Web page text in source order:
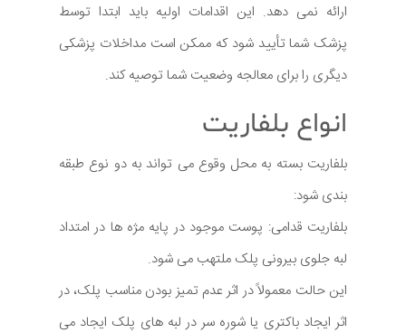
ارائه نمی دهد. این اقدامات اولیه باید ابتدا توسط
پزشک شما تأیید شود که ممکن است مداخلات پزشکی
دیگری را برای معالجه وضعیت شما توصیه کند.
انواع بلفاریت
بلفاریت بسته به محل وقوع می تواند به دو نوع طبقه
بندی شود:
بلفاریت قدامی: پوست موجود در پایه مژه ها در امتداد
لبه جلوی بیرونی پلک ملتهب می شود.
این حالت معمولاً در اثر عدم تمیز بودن مناسب پلک، در
اثر ایجاد باکتری یا شوره سر در لبه های پلک ایجاد می